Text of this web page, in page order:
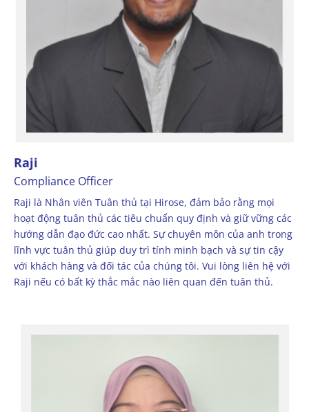
Raji
Compliance Officer
Raji là Nhân viên Tuân thủ tại Hirose, đảm bảo rằng mọi
hoạt động tuân thủ các tiêu chuẩn quy định và giữ vững các
hướng dẫn đạo đức cao nhất. Sự chuyên môn của anh trong
lĩnh vực tuân thủ giúp duy trì tính minh bạch và sự tin cậy
với khách hàng và đối tác của chúng tôi. Vui lòng liên hệ với
Raji nếu có bất kỳ thắc mắc nào liên quan đến tuân thủ.